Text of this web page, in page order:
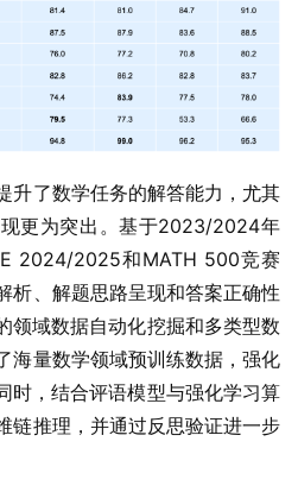
升了数学任务的解答能力，尤其
更为突出。基于2023/2024年
2024/2025和MATH 500竞赛
析、解题思路呈现和答案正确性
领域数据自动化挖掘和多类型数
海量数学领域预训练数据，强化
时，结合评语模型与强化学习算
链推理，并通过反思验证进一步